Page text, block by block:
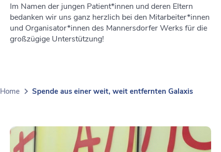
Im Namen der jungen Patient*innen und deren Eltern
bedanken wir uns ganz herzlich bei den Mitarbeiter*innen
und Organisator*innen des Mannersdorfer Werks für die
großzügige Unterstützung!
Home Spende aus einer weit, weit entfernten Galaxis